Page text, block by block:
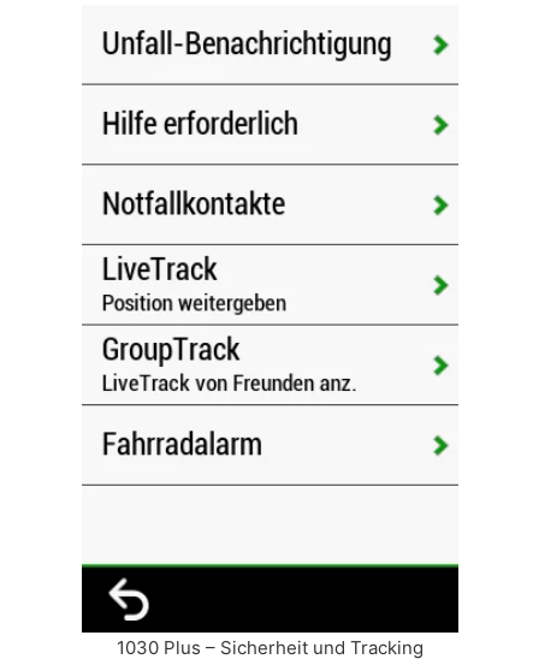
1030 Plus – Sicherheit und Tracking